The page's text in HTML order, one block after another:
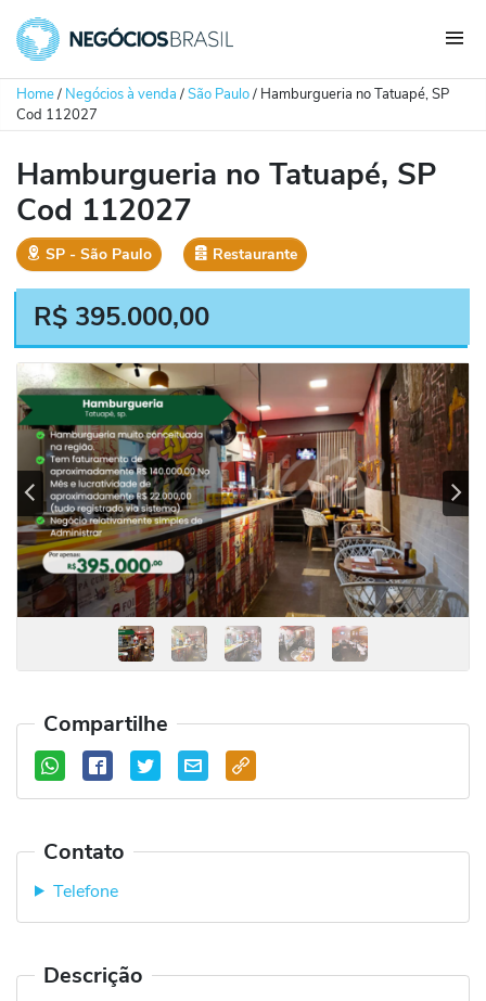
Home/ Negócios à venda/São Paulo/ Hamburgueria no Tatuapé, SP
Cod 112027
Hamburgueria no Tatuapé, SP
Cod 112027
SP ‐ São Paulo Restaurante
R$ 395.000,00
Previous
Compartilhe
Contato
Telefone
Descrição